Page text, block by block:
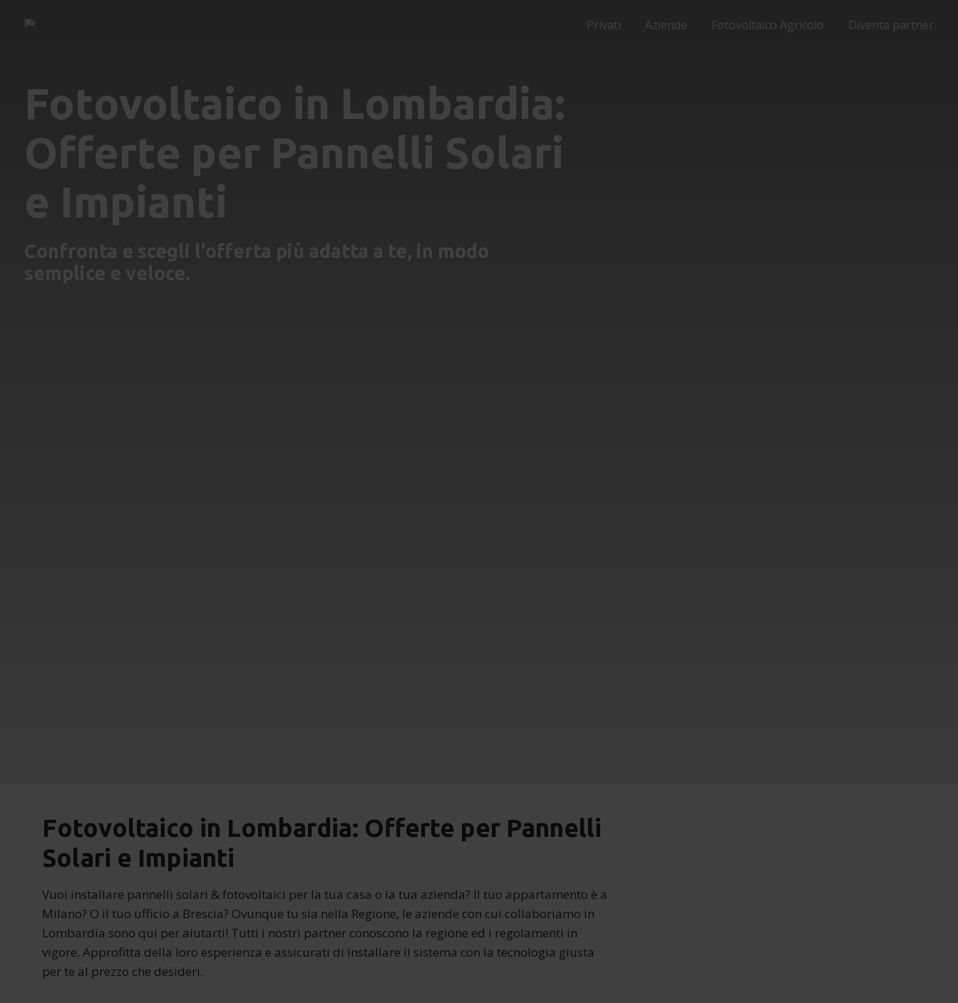
Privati Aziende Fotovoltaico Agricolo Diventa partner
Fotovoltaico in Lombardia:
Offerte per Pannelli Solari
e Impianti
Confronta e scegli l'offerta più adatta a te, in modo
Fotovoltaico in Lombardia: Offerte per Pannelli
Solari e Impianti
Vuoi installare pannelli solari & fotovoltaici per la tua casa o la tua azienda? Il tuo appartamento è a
Milano? O il tuo ufficio a Brescia? Ovunque tu sia nella Regione, le aziende con cui collaboriamo in
Lombardia sono qui per aiutarti! Tutti i nostri partner conoscono la regione ed i regolamenti in
vigore. Approfitta della loro esperienza e assicurati di installare il sistema con la tecnologia giusta
per te al prezzo che desideri.